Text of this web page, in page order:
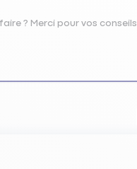
? Merci pour vos conseils